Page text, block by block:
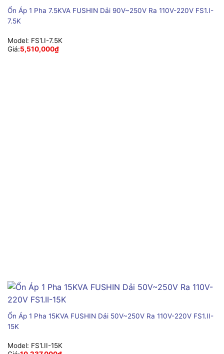
Ổn Áp 1 Pha 7.5KVA FUSHIN Dải 90V~250V Ra 110V-220V FS1.I-
7.5K
Model: FS1.I-7.5K
Giá:5,510,000₫
Ổn Áp 1 Pha 15KVA FUSHIN Dải 50V~250V Ra 110V-220V FS1.II-
15K
Model: FS1.II-15K